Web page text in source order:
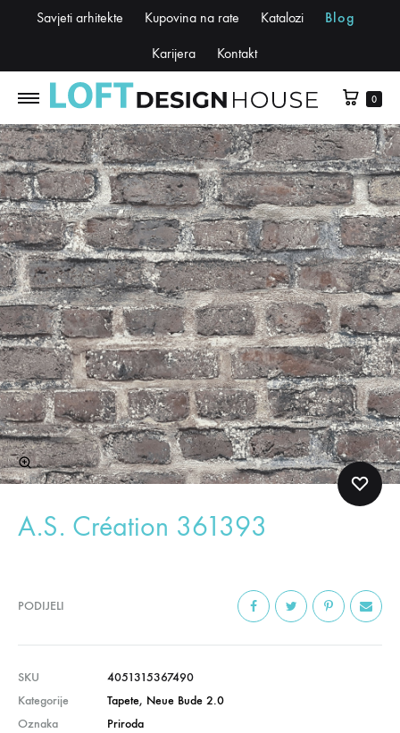
Savjeti arhitekte Kupovina na rate Katalozi Blog
Karijera Kontakt
0
A.S. Création 361393
PODIJELI
SKU
4051315367490
Kategorije
Tapete, Neue Bude 2.0
Oznaka
Priroda